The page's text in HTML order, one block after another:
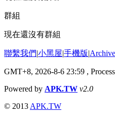
群組
現在還沒有群組
聯繫我們|小黑屋|手機版|
GMT+8, 2026-8-6 23:59 ,
Powered by APK.TW v2.0
© 2013 APK.TW